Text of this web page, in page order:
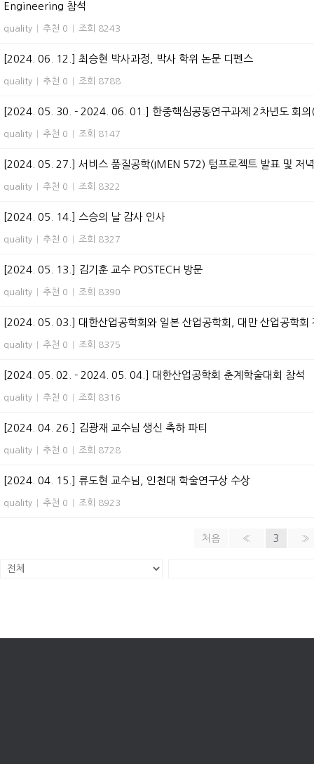
Engineering 참석
quality 추천 0 조회 8243
[2024. 06. 12.] 최승현 박사과정, 박사 학위 논문 디펜스
quality 추천 0 조회 8788
[2024. 05. 30. - 2024. 06. 01.] 한중핵심공동연구과제 2차년도 회의
quality 추천 0 조회 8147
[2024. 05. 27.] 서비스 품질공학(IMEN 572) 텀프로젝트 발표 및 저
quality 추천 0 조회 8322
[2024. 05. 14.] 스승의 날 감사 인사
quality 추천 0 조회 8327
[2024. 05. 13.] 김기훈 교수 POSTECH 방문
quality 추천 0 조회 8390
[2024. 05. 03.] 대한산업공학회와 일본 산업공학회, 대만 산업공학
quality 추천 0 조회 8375
[2024. 05. 02. - 2024. 05. 04.] 대한산업공학회 춘계학술대회 참석
quality 추천 0 조회 8316
[2024. 04. 26.] 김광재 교수님 생신 축하 파티
quality 추천 0 조회 8728
[2024. 04. 15.] 류도현 교수님, 인천대 학술연구상 수상
quality 추천 0 조회 8923
처음 « 3 »